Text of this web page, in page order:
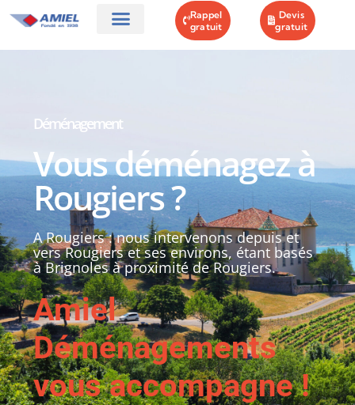
Rappel
gratuit
Devis
gratuit
Déménagement
Vous déménagez à
Rougiers ?
A Rougiers : nous intervenons depuis et
vers Rougiers et ses environs, étant basés
à Brignoles à proximité de Rougiers.
Amiel
Déménagements
vous accompagne !